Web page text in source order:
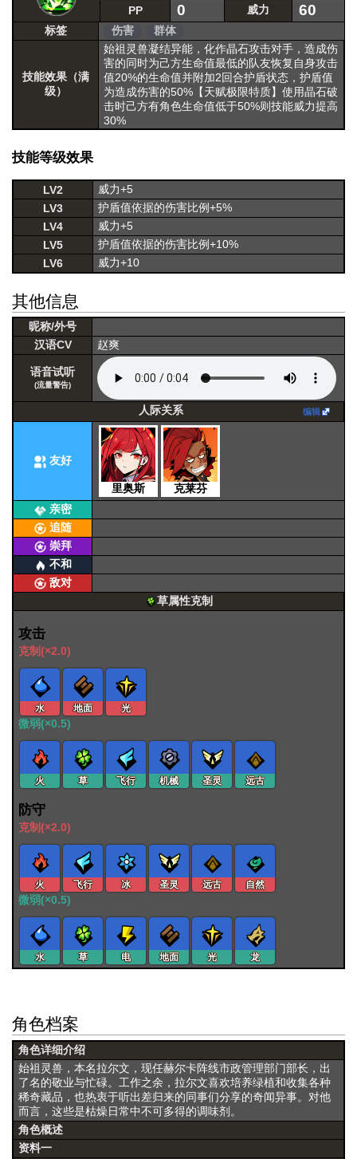
PP 0 威力 60
标签 伤害 群体
技能效果（满
级）
始祖灵兽凝结异能，化作晶石攻击对手，造成伤
害的同时为己方生命值最低的队友恢复自身攻击
值20%的生命值并附加2回合护盾状态，护盾值
为造成伤害的50%【天赋极限特质】使用晶石破
击时己方有角色生命值低于50%则技能威力提高
30%
技能等级效果
LV2
威力+5
LV3
护盾值依据的伤害比例+5%
LV4
威力+5
LV5
护盾值依据的伤害比例+10%
LV6
威力+10
其他信息
昵称/外号
汉语CV
赵爽
语音试听
(流量警告)
人际关系 编辑
友好
里奥斯
克莱芬
亲密
追随
崇拜
不和
敌对
草属性克制
攻击
克制(×2.0)
水 地面 光
微弱(×0.5)
火 草 飞行 机械 圣灵 远古
防守
克制(×2.0)
火 飞行 冰 圣灵 远古 自然
微弱(×0.5)
水 草 电 地面 光 龙
角色档案
角色详细介绍
始祖灵兽，本名拉尔文，现任赫尔卡阵线市政管理部门部长，出
了名的敬业与忙碌。工作之余，拉尔文喜欢培养绿植和收集各种
稀奇藏品，也热衷于听出差归来的同事们分享的奇闻异事。对他
而言，这些是枯燥日常中不可多得的调味剂。
角色概述
资料一